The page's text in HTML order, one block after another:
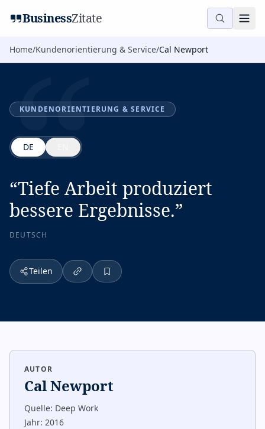
BusinessZitate
Home/Kundenorientierung & Service/Cal Newport
“
KUNDENORIENTIERUNG & SERVICE
DE
“Tiefe Arbeit produziert
bessere Ergebnisse.”
DEUTSCH
Teilen
AUTOR
Cal Newport
Quelle: Deep Work
Jahr: 2016